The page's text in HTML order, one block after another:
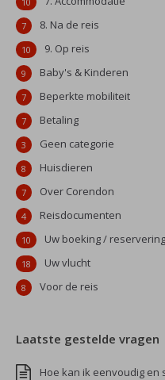
8. Na de reis
7
9. Op reis
10
Baby's & Kinderen
9
Beperkte mobiliteit
7
Betaling
7
Geen categorie
3
Huisdieren
8
Over Corendon
7
Reisdocumenten
4
Uw boeking / reservering
10
Uw vlucht
18
Voor de reis
8
Laatste gestelde vragen
Hoe kan ik eenvoudig en